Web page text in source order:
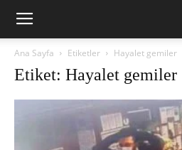
Ana Sayfa Etiketler Hayalet gemiler
Etiket: Hayalet gemiler